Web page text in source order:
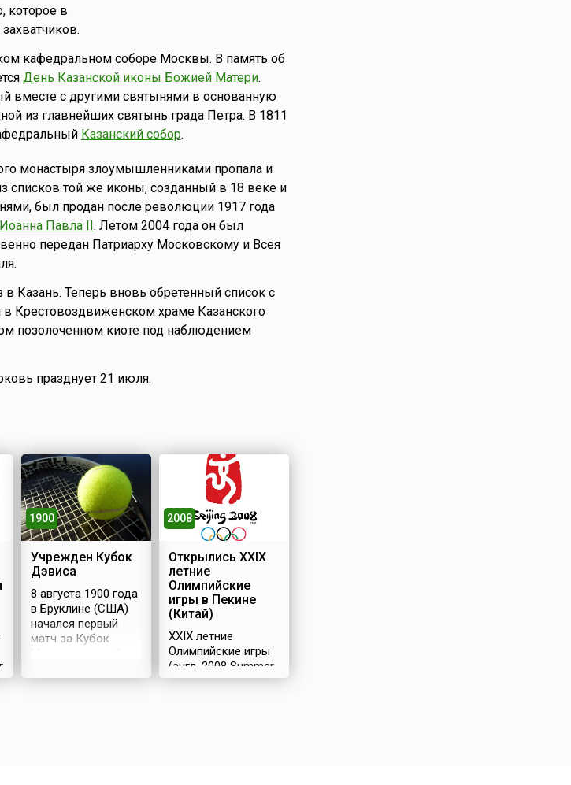
которое в
кафедральном соборе Москвы. В память об
День Казанской иконы Божией Матери.
вместе с другими святынями в основанную
из главнейших святынь града Петра. В 1811
Казанский собор.
монастыря злоумышленниками пропала и
списков той же иконы, созданный в 18 веке и
был продан после революции 1917 года
Иоанна Павла II. Летом 2004 года он был
передан Патриарху Московскому и Всея
Казань. Теперь вновь обретенный список с
Крестовоздвиженском храме Казанского
позолоченном киоте под наблюдением
празднует 21 июля.
1900
Учрежден Кубок
Дэвиса
8 августа 1900 года
в Бруклине (США)
начался первый
матч за Кубок
тенниса. В награду
2008
Открылись XXIX
летние
Олимпийские
игры в Пекине
(Китай)
XXIX летние
Олимпийские игры
(англ. 2008 Summer
Olympics)